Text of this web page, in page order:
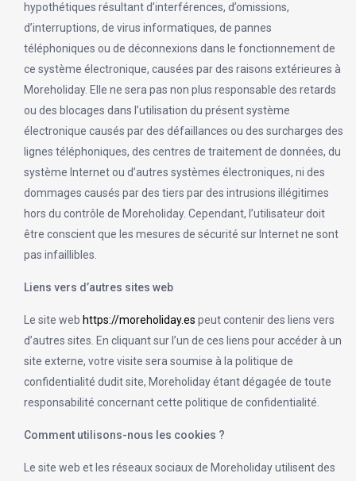
hypothétiques résultant d’interférences, d’omissions,
d’interruptions, de virus informatiques, de pannes
téléphoniques ou de déconnexions dans le fonctionnement de
ce système électronique, causées par des raisons extérieures à
Moreholiday. Elle ne sera pas non plus responsable des retards
ou des blocages dans l’utilisation du présent système
électronique causés par des défaillances ou des surcharges des
lignes téléphoniques, des centres de traitement de données, du
système Internet ou d’autres systèmes électroniques, ni des
dommages causés par des tiers par des intrusions illégitimes
hors du contrôle de Moreholiday. Cependant, l’utilisateur doit
être conscient que les mesures de sécurité sur Internet ne sont
pas infaillibles.
Liens vers d’autres sites web
Le site web https://moreholiday.es peut contenir des liens vers
d’autres sites. En cliquant sur l’un de ces liens pour accéder à un
site externe, votre visite sera soumise à la politique de
confidentialité dudit site, Moreholiday étant dégagée de toute
responsabilité concernant cette politique de confidentialité.
Comment utilisons-nous les cookies ?
Le site web et les réseaux sociaux de Moreholiday utilisent des